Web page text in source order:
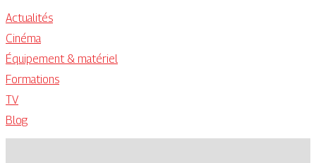
Actualités
Cinéma
Équipement & matériel
Formations
TV
Blog